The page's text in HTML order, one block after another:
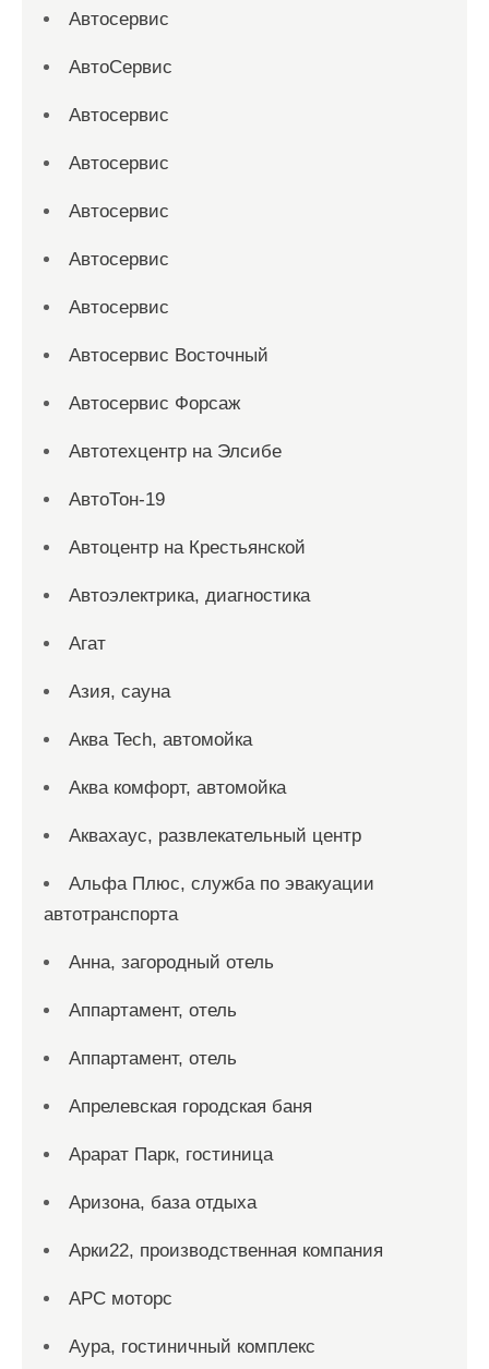
Автосервис
АвтоСервис
Автосервис
Автосервис
Автосервис
Автосервис
Автосервис
Автосервис Восточный
Автосервис Форсаж
Автотехцентр на Элсибе
АвтоТон-19
Автоцентр на Крестьянской
Автоэлектрика, диагностика
Агат
Азия, сауна
Аква Tech, автомойка
Аква комфорт, автомойка
Аквахаус, развлекательный центр
Альфа Плюс, служба по эвакуации
автотранспорта
Анна, загородный отель
Аппартамент, отель
Аппартамент, отель
Апрелевская городская баня
Арарат Парк, гостиница
Аризона, база отдыха
Арки22, производственная компания
АРС моторс
Аура, гостиничный комплекс